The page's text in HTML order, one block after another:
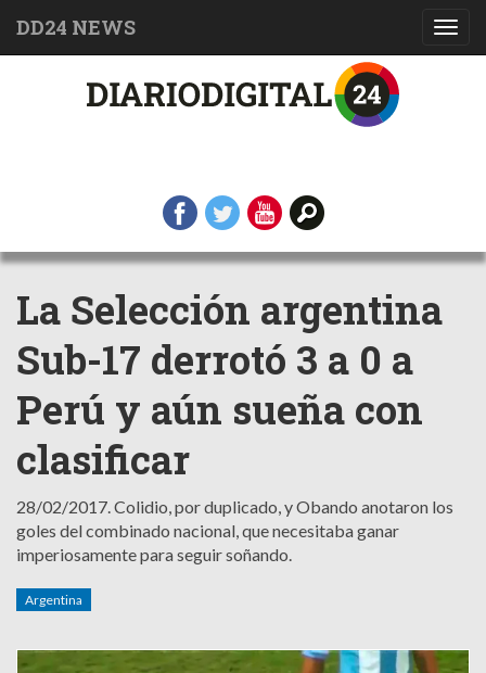
DD24 NEWS
La Selección argentina
Sub-17 derrotó 3 a 0 a
Perú y aún sueña con
clasificar
28/02/2017.Colidio, por duplicado, y Obando anotaron los
goles del combinado nacional, que necesitaba ganar
imperiosamente para seguir soñando.
Argentina